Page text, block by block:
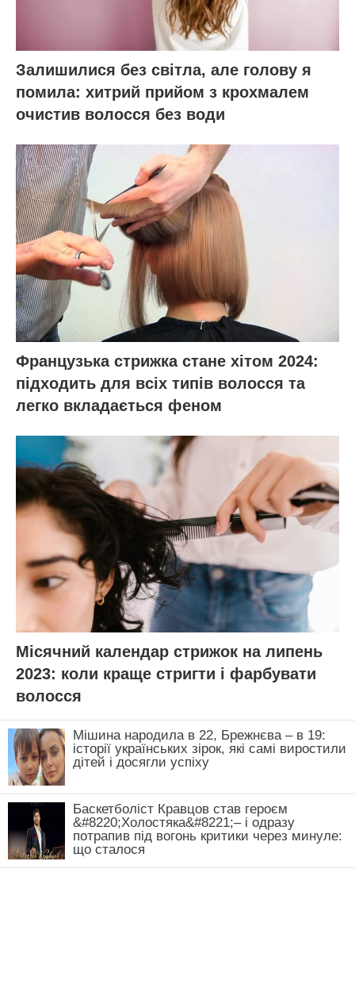
Залишилися без світла, але голову я
помила: хитрий прийом з крохмалем
очистив волосся без води
Французька стрижка стане хітом 2024:
підходить для всіх типів волосся та
легко вкладається феном
Місячний календар стрижок на липень
2023: коли краще стригти і фарбувати
волосся
Мішина народила в 22, Брежнєва – в 19:
історії українських зірок, які самі виростили
дітей і досягли успіху
Баскетболіст Кравцов став героєм
&#8220;Холостяка&#8221;– і одразу
потрапив під вогонь критики через минуле:
що сталося